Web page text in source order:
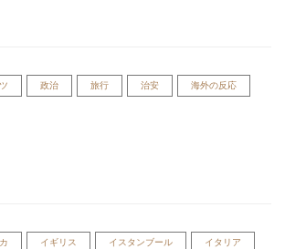
政治 旅行 治安 海外の反応
イギリス イスタンブール イタリア